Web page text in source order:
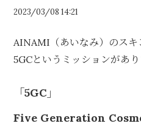
2023/03/08 14:21
AINAMI（あいなみ）のスキ
5GCというミッションがあり
「5GC」
Five Generation